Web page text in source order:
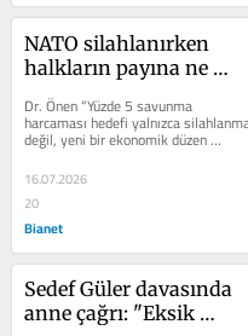
NATO silahlanırken
halkların payına ne
Dr. Önen “Yüzde 5 savunma
harcaması hedefi yalnızca
değil, yeni bir ekonomik düzen
anlamına geliyor” diyor.
16.07.2026
20
Bianet
Sedef Güler davasında
anne çağrı: "Eksik